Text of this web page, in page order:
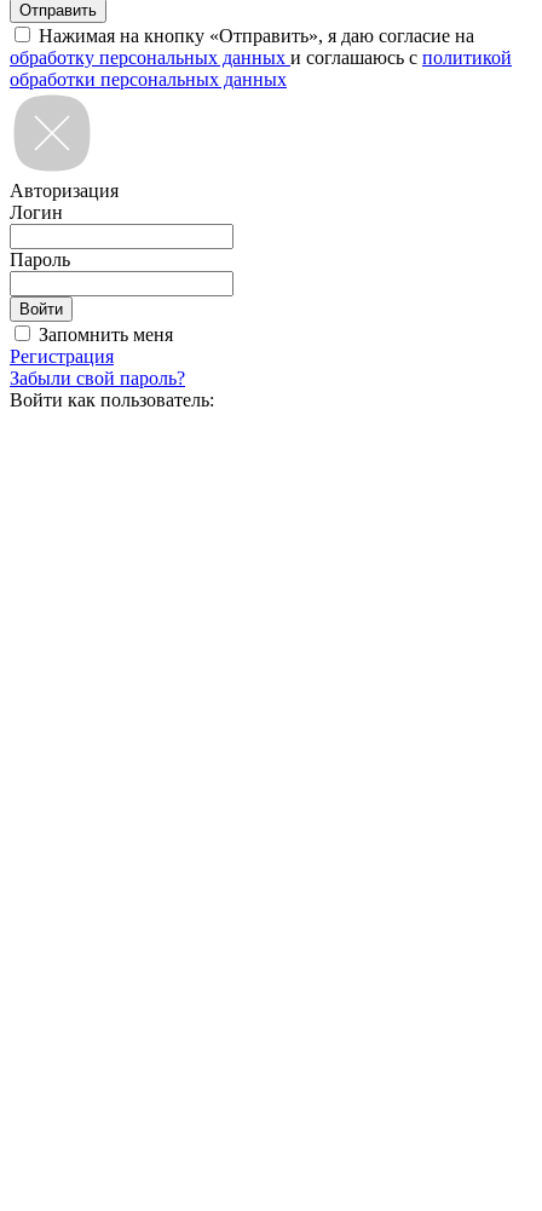
Нажимая на кнопку «Отправить», я даю согласие на
обработку персональных данных и соглашаюсь с политикой
обработки персональных данных
Авторизация
Логин
Пароль
Запомнить меня
Регистрация
Забыли свой пароль?
Войти как пользователь: